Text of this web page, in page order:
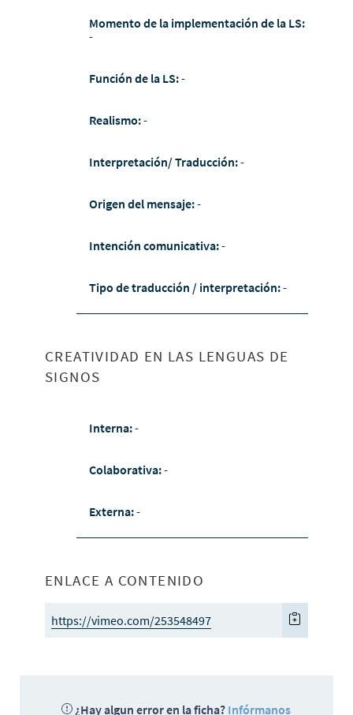
Momento de la implementación de la LS:
-
Función de la LS:-
Realismo:-
Interpretación/ Traducción:-
Origen del mensaje:-
Intención comunicativa:-
Tipo de traducción / interpretación:-
CREATIVIDAD EN LAS LENGUAS DE
SIGNOS
Interna:-
Colaborativa:-
Externa:-
ENLACE A CONTENIDO
https://vimeo.com/253548497
¿Hay algun error en la ficha? Infórmanos